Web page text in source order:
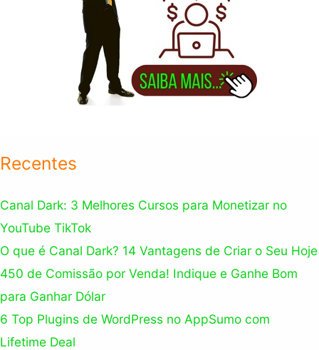
Recentes
Canal Dark: 3 Melhores Cursos para Monetizar no
YouTube TikTok
O que é Canal Dark? 14 Vantagens de Criar o Seu Hoje
450 de Comissão por Venda! Indique e Ganhe Bom
para Ganhar Dólar
6 Top Plugins de WordPress no AppSumo com
Lifetime Deal